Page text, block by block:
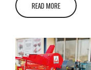
READ MORE